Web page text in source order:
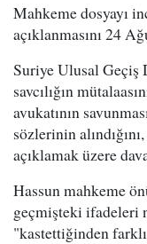
Mahkeme dosyayı
açıklanmasını 24
Suriye Ulusal Geçiş
savcılığın
avukatının
sözlerinin
açıklamak üzere
Hassun mahkeme
geçmişteki ifadeleri
"kastettiğinden farklı